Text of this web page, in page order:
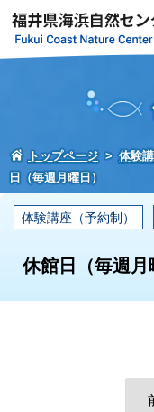
トップページ 体験
日（毎週月曜日）
体験講座（予約制）
休館日（毎週月